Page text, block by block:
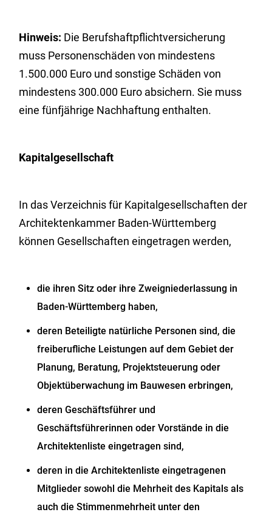
Hinweis: Die Berufshaftpflichtversicherung
muss Personenschäden von mindestens
1.500.000 Euro und sonstige Schäden von
mindestens 300.000 Euro absichern. Sie muss
eine fünfjährige Nachhaftung enthalten.
Kapitalgesellschaft
In das Verzeichnis für Kapitalgesellschaften der
Architektenkammer Baden-Württemberg
können Gesellschaften eingetragen werden,
die ihren Sitz oder ihre Zweigniederlassung in
Baden-Württemberg haben,
deren Beteiligte natürliche Personen sind, die
freiberufliche Leistungen auf dem Gebiet der
Planung, Beratung, Projektsteuerung oder
Objektüberwachung im Bauwesen erbringen,
deren Geschäftsführer und
Geschäftsführerinnen oder Vorstände in die
Architektenliste eingetragen sind,
deren in die Architektenliste eingetragenen
Mitglieder sowohl die Mehrheit des Kapitals als
auch die Stimmenmehrheit unter den